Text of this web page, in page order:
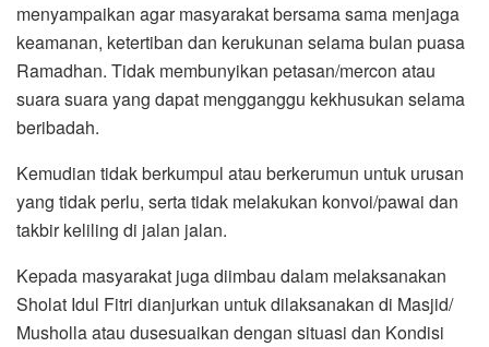
menyampaikan agar masyarakat bersama sama menjaga
keamanan, ketertiban dan kerukunan selama bulan puasa
Ramadhan. Tidak membunyikan petasan/mercon atau
suara suara yang dapat mengganggu kekhusukan selama
beribadah.
Kemudian tidak berkumpul atau berkerumun untuk urusan
yang tidak perlu, serta tidak melakukan konvoi/pawai dan
takbir keliling di jalan jalan.
Kepada masyarakat juga diimbau dalam melaksanakan
Sholat Idul Fitri dianjurkan untuk dilaksanakan di Masjid/
Musholla atau dusesuaikan dengan situasi dan Kondisi